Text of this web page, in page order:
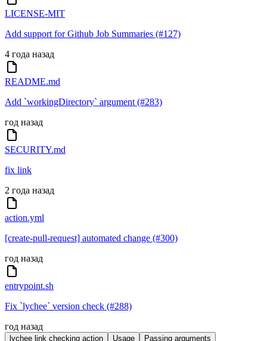
LICENSE-MIT
Add support for Github Job Summaries (#127)
4 года назад
README.md
Add `workingDirectory` argument (#283)
год назад
SECURITY.md
fix link
2 года назад
action.yml
[create-pull-request] automated change (#300)
год назад
entrypoint.sh
Fix `lychee` version check (#288)
год назад
lychee link checking action Usage Passing arguments